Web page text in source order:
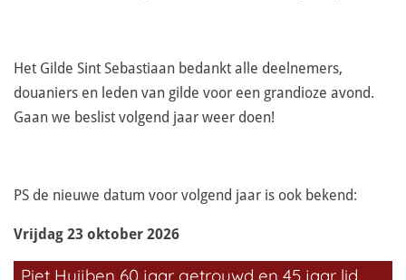
Het Gilde Sint Sebastiaan bedankt alle deelnemers,
douaniers en leden van gilde voor een grandioze avond.
Gaan we beslist volgend jaar weer doen!
PS de nieuwe datum voor volgend jaar is ook bekend:
Vrijdag 23 oktober 2026
Piet Huijben 60 jaar getrouwd en 45 jaar lid